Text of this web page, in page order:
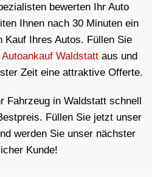
bewerten Ihr Auto
Ihnen nach 30 Minuten ein
Kauf Ihres Autos. Füllen Sie
Autoankauf Waldstattaus und
Zeit eine attraktive Offerte.
Fahrzeug in Waldstatt schnell
Füllen Sie jetzt unser
werden Sie unser nächster
Kunde!